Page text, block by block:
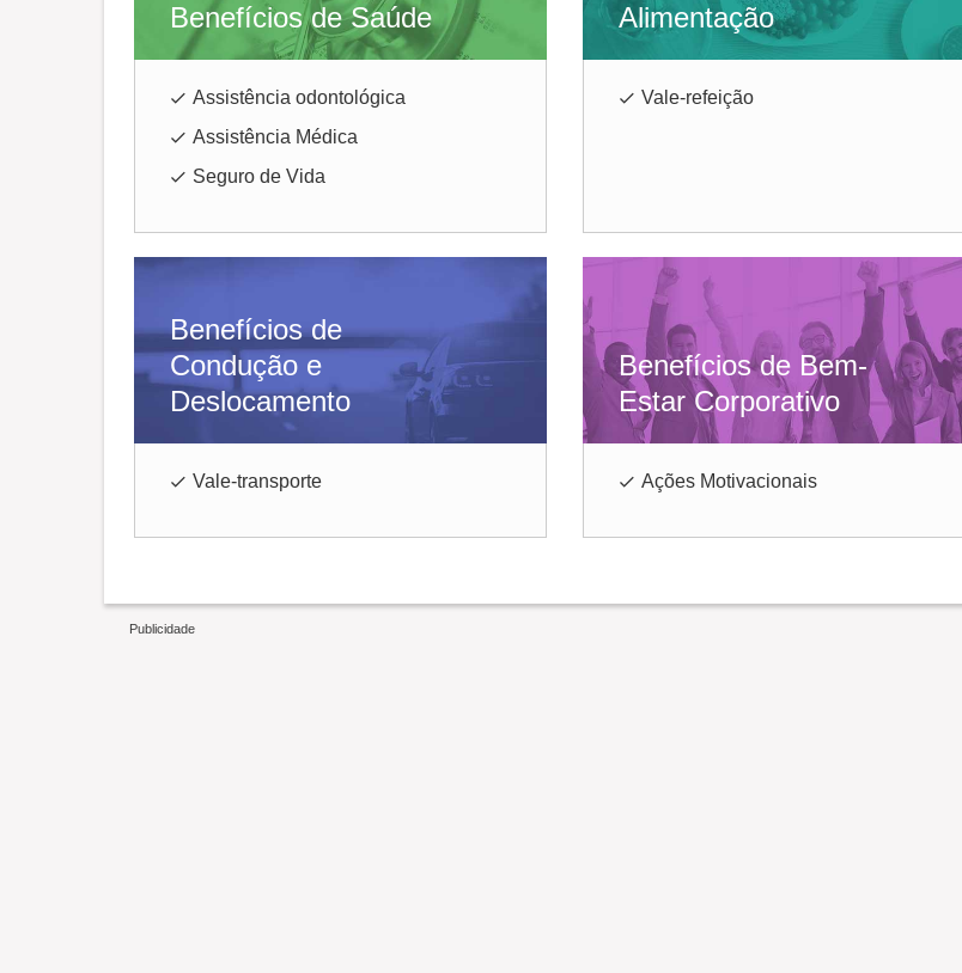
Benefícios de Saúde
Assistência odontológica
Assistência Médica
Seguro de Vida
Alimentação
Vale-refeição
Benefícios de
Condução e
Deslocamento
Vale-transporte
Benefícios de Bem-
Estar Corporativo
Ações Motivacionais